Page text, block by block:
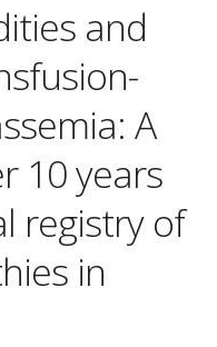
and
A
10 years
registry of
in